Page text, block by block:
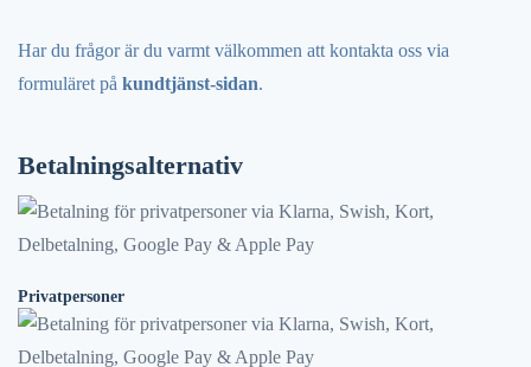
Har du frågor är du varmt välkommen att kontakta oss via
formuläret på kundtjänst-sidan.
Betalningsalternativ
Privatpersoner